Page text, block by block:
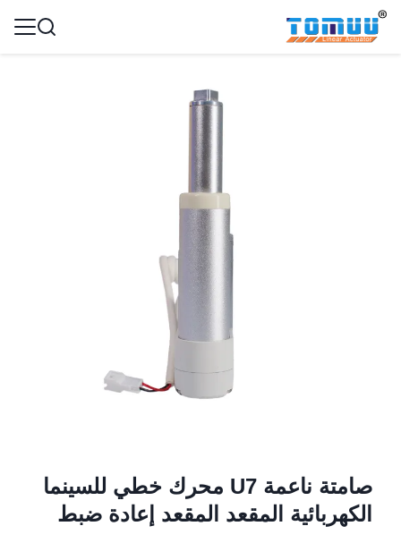
صامتة ناعمة U7 محرك خطي للسينما
الكهربائية المقعد المقعد إعادة ضبط